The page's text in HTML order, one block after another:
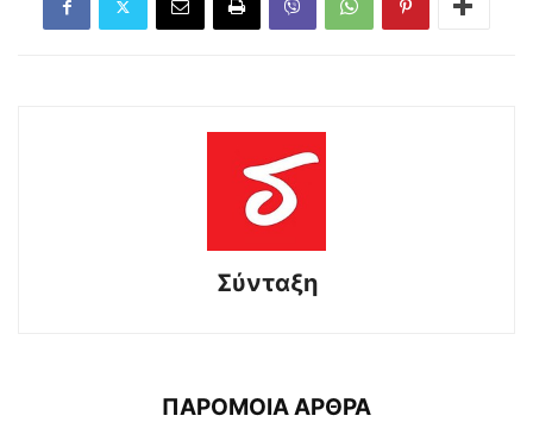
Σύνταξη
ΠΑΡΟΜΟΙΑ ΑΡΘΡΑ